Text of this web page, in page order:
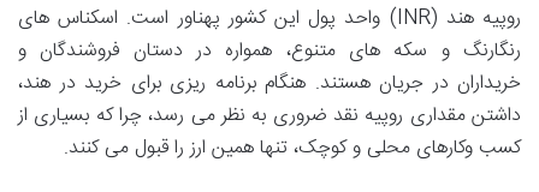
روپیه هند (INR) واحد پول این کشور پهناور است. اسکناس های
رنگارنگ و سکه های متنوع، همواره در دستان فروشندگان و
خریداران در جریان هستند. هنگام برنامه ریزی برای خرید در هند،
داشتن مقداری روپیه نقد ضروری به نظر می رسد، چرا که بسیاری از
کسب وکارهای محلی و کوچک، تنها همین ارز را قبول می کنند.